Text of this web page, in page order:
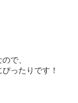
で、
ったりです！